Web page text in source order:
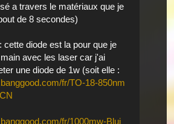
a travers le matériaux que je
de 8 secondes)
cette diode est la pour que je
avec les laser car j'ai
une diode de 1w (soit elle :
fr/TO-18-850nm
fr/1000mw-Blui